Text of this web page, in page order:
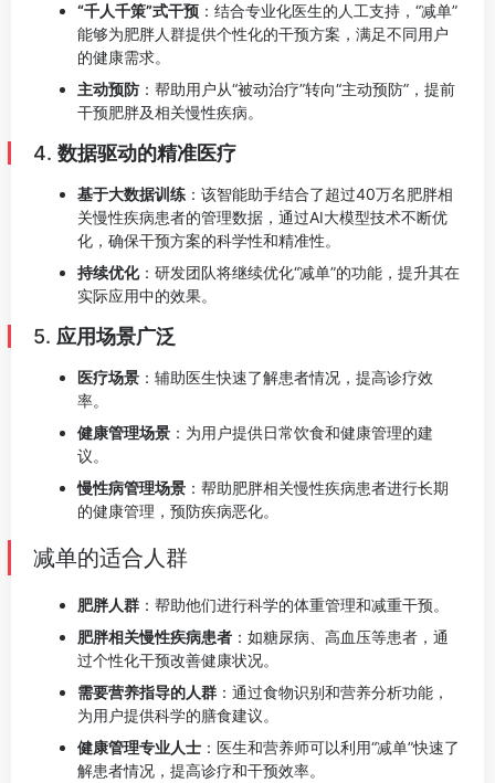
“千人千策”式干预 ：结合专业化医生的人工支持，“减单”
能够为肥胖人群提供个性化的干预方案，满足不同用户
的健康需求。
主动预防 ：帮助用户从“被动治疗”转向“主动预防”，提前
干预肥胖及相关慢性疾病。
4. 数据驱动的精准医疗
基于大数据训练 ：该智能助手结合了超过40万名肥胖相
关慢性疾病患者的管理数据，通过AI大模型技术不断优
化，确保干预方案的科学性和精准性。
持续优化：研发团队将继续优化“减单”的功能，提升其在
实际应用中的效果。
5. 应用场景广泛
医疗场景 ：辅助医生快速了解患者情况，提高诊疗效
率。
健康管理场景 ：为用户提供日常饮食和健康管理的建
议。
慢性病管理场景 ：帮助肥胖相关慢性疾病患者进行长期
的健康管理，预防疾病恶化。
减单的适合人群
肥胖人群 ：帮助他们进行科学的体重管理和减重干预。
肥胖相关慢性疾病患者 ：如糖尿病、高血压等患者，通
过个性化干预改善健康状况。
需要营养指导的人群 ：通过食物识别和营养分析功能，
为用户提供科学的膳食建议。
健康管理专业人士 ：医生和营养师可以利用“减单”快速了
解患者情况，提高诊疗和干预效率。